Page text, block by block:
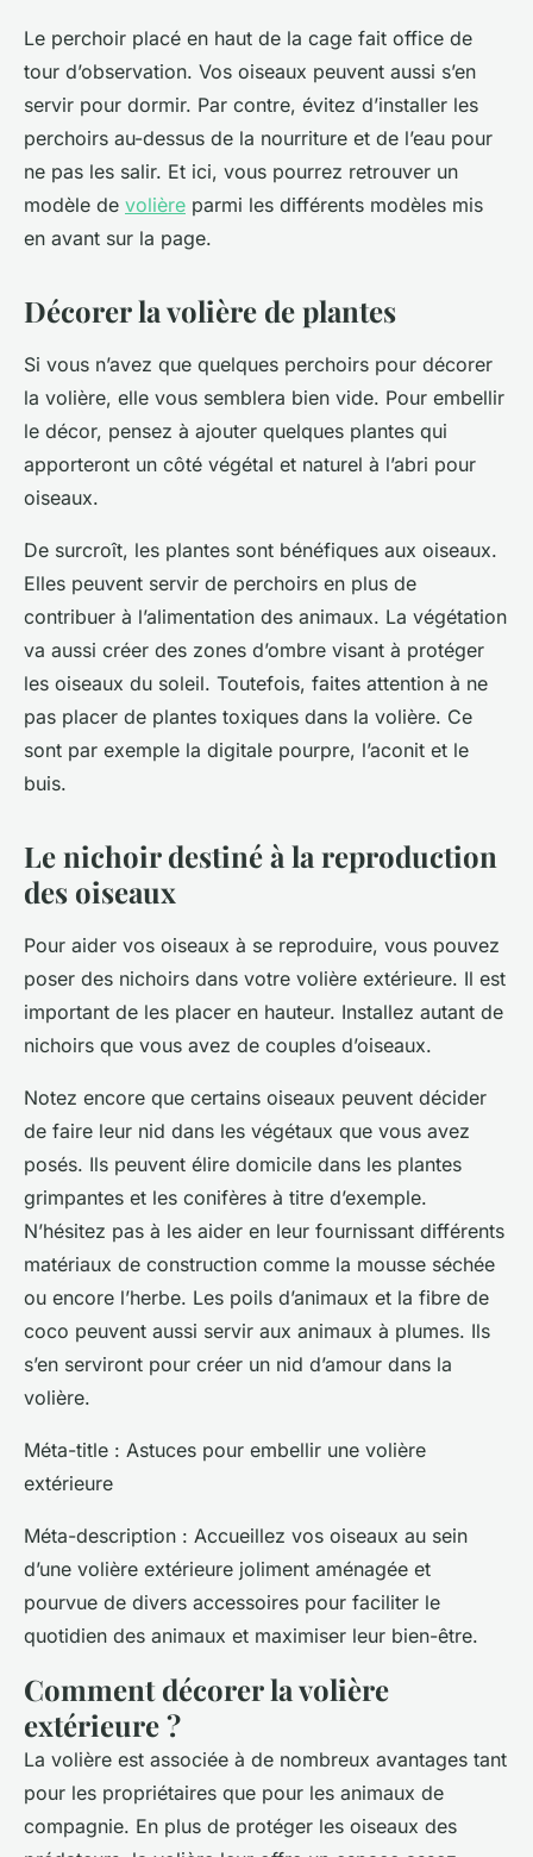
Le perchoir placé en haut de la cage fait office de
tour d’observation. Vos oiseaux peuvent aussi s’en
servir pour dormir. Par contre, évitez d’installer les
perchoirs au-dessus de la nourriture et de l’eau pour
ne pas les salir. Et ici, vous pourrez retrouver un
modèle de volière parmi les différents modèles mis
en avant sur la page.
Décorer la volière de plantes
Si vous n’avez que quelques perchoirs pour décorer
la volière, elle vous semblera bien vide. Pour embellir
le décor, pensez à ajouter quelques plantes qui
apporteront un côté végétal et naturel à l’abri pour
oiseaux.
De surcroît, les plantes sont bénéfiques aux oiseaux.
Elles peuvent servir de perchoirs en plus de
contribuer à l’alimentation des animaux. La végétation
va aussi créer des zones d’ombre visant à protéger
les oiseaux du soleil. Toutefois, faites attention à ne
pas placer de plantes toxiques dans la volière. Ce
sont par exemple la digitale pourpre, l’aconit et le
buis.
Le nichoir destiné à la reproduction
des oiseaux
Pour aider vos oiseaux à se reproduire, vous pouvez
poser des nichoirs dans votre volière extérieure. Il est
important de les placer en hauteur. Installez autant de
nichoirs que vous avez de couples d’oiseaux.
Notez encore que certains oiseaux peuvent décider
de faire leur nid dans les végétaux que vous avez
posés. Ils peuvent élire domicile dans les plantes
grimpantes et les conifères à titre d’exemple.
N’hésitez pas à les aider en leur fournissant différents
matériaux de construction comme la mousse séchée
ou encore l’herbe. Les poils d’animaux et la fibre de
coco peuvent aussi servir aux animaux à plumes. Ils
s’en serviront pour créer un nid d’amour dans la
volière.
Méta-title : Astuces pour embellir une volière
extérieure
Méta-description : Accueillez vos oiseaux au sein
d’une volière extérieure joliment aménagée et
pourvue de divers accessoires pour faciliter le
quotidien des animaux et maximiser leur bien-être.
Comment décorer la volière
extérieure ?
La volière est associée à de nombreux avantages tant
pour les propriétaires que pour les animaux de
compagnie. En plus de protéger les oiseaux des